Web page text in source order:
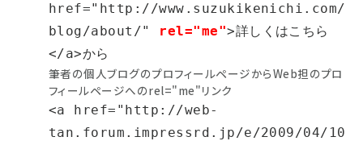
href="http://www.suzukikenichi.com/
blog/about/" rel="me">詳しくはこちら
</a>から
筆者の個人ブログのプロフィールページからWeb担のプロ
フィールページへのrel="me"リンク
<a href="http://web-
tan.forum.impressrd.jp/e/2009/04/10